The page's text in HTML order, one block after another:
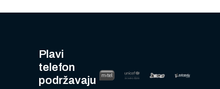
Plavi
telefon
podržavaju